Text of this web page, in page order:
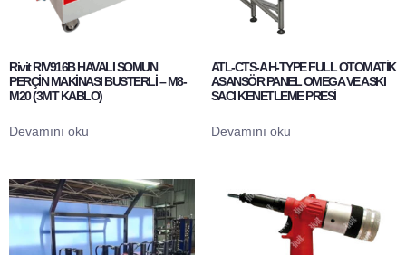
Rivit RIV916B HAVALI SOMUN
PERÇİN MAKİNASI BUSTERLİ – M8-
M20 (3MT KABLO)
Devamını oku
ATL-CTS-A H-TYPE FULL OTOMATİK
ASANSÖR PANEL OMEGA VE ASKI
SACI KENETLEME PRESİ
Devamını oku